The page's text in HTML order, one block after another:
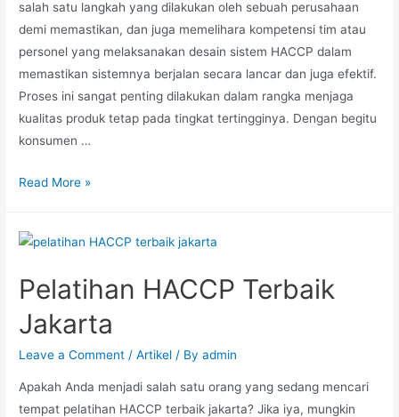
salah satu langkah yang dilakukan oleh sebuah perusahaan
demi memastikan, dan juga memelihara kompetensi tim atau
personel yang melaksanakan desain sistem HACCP dalam
memastikan sistemnya berjalan secara lancar dan juga efektif.
Proses ini sangat penting dilakukan dalam rangka menjaga
kualitas produk tetap pada tingkat tertingginya. Dengan begitu
konsumen …
Read More »
Pelatihan HACCP Terbaik
Jakarta
Leave a Comment /Artikel / Byadmin
Apakah Anda menjadi salah satu orang yang sedang mencari
tempat pelatihan HACCP terbaik jakarta? Jika iya, mungkin